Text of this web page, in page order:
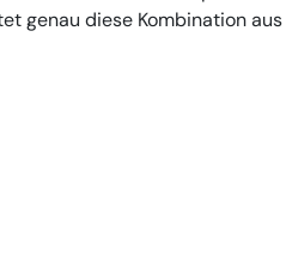
genau diese Kombination